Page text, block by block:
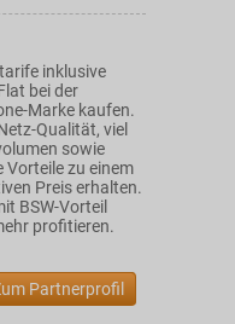
inklusive
bei der
Marke kaufen.
Qualität, viel
sowie
Vorteile zu einem
Preis erhalten.
BSW-Vorteil
profitieren.
Partnerprofil